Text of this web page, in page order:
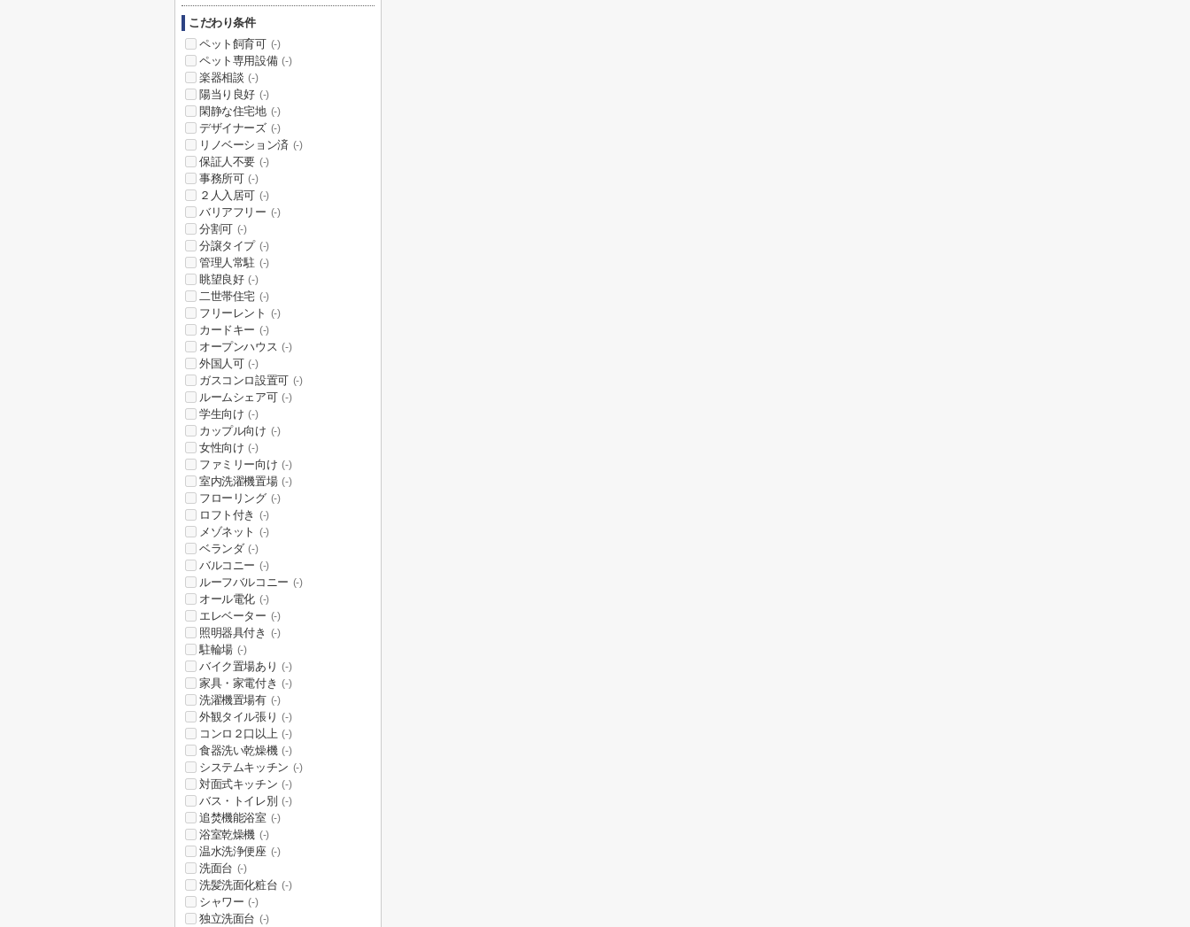
こだわり条件
ペット飼育可 (-)
ペット専用設備 (-)
楽器相談 (-)
陽当り良好 (-)
閑静な住宅地 (-)
デザイナーズ (-)
リノベーション済 (-)
保証人不要 (-)
事務所可 (-)
２人入居可 (-)
バリアフリー (-)
分割可 (-)
分譲タイプ (-)
管理人常駐 (-)
眺望良好 (-)
二世帯住宅 (-)
フリーレント (-)
カードキー (-)
オープンハウス (-)
外国人可 (-)
ガスコンロ設置可 (-)
ルームシェア可 (-)
学生向け (-)
カップル向け (-)
女性向け (-)
ファミリー向け (-)
室内洗濯機置場 (-)
フローリング (-)
ロフト付き (-)
メゾネット (-)
ベランダ (-)
バルコニー (-)
ルーフバルコニー (-)
オール電化 (-)
エレベーター (-)
照明器具付き (-)
駐輪場 (-)
バイク置場あり (-)
家具・家電付き (-)
洗濯機置場有 (-)
外観タイル張り (-)
コンロ２口以上 (-)
食器洗い乾燥機 (-)
システムキッチン (-)
対面式キッチン (-)
バス・トイレ別 (-)
追焚機能浴室 (-)
浴室乾燥機 (-)
温水洗浄便座 (-)
洗面台 (-)
洗髪洗面化粧台 (-)
シャワー (-)
独立洗面台 (-)